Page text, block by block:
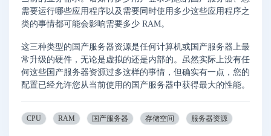
需要运行哪些应用程序以及需要同时使用多少这些应用程序之
类的事情都可能会影响需要多少 RAM。
这三种类型的国产服务器资源是任何计算机或国产服务器上最
常升级的硬件，无论是虚拟的还是内部的。虽然实际上没有任
何这些国产服务器资源过多这样的事情，但确实有一点，您的
配置已经允许您从当前使用的国产服务器中获得最大的性能。
CPU RAM 国产服务器 存储空间 服务器资源